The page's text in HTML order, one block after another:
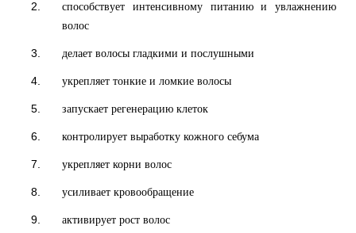
способствует интенсивному питанию и увлажнению
волос
делает волосы гладкими и послушными
укрепляет тонкие и ломкие волосы
запускает регенерацию клеток
контролирует выработку кожного себума
укрепляет корни волос
усиливает кровообращение
активирует рост волос